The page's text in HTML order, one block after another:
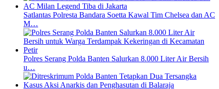
Satlantas Polresta Bandara Soetta Kawal Tim Chelsea dan AC
M…
Polres Serang Polda Banten Salurkan 8.000 Liter Air Bersih
u…